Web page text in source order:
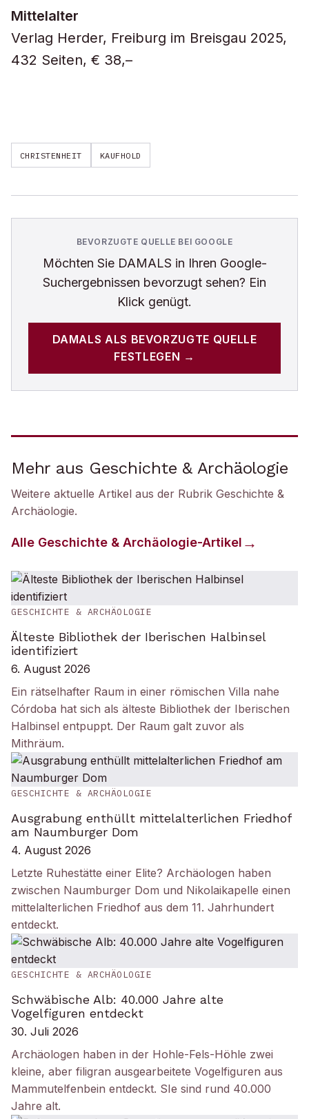
Mittelalter
Verlag Herder, Freiburg im Breisgau 2025,
432 Seiten, € 38,–
CHRISTENHEIT KAUFHOLD
BEVORZUGTE QUELLE BEI GOOGLE
Möchten Sie DAMALS in Ihren Google-
Suchergebnissen bevorzugt sehen? Ein
Klick genügt.
DAMALS ALS BEVORZUGTE QUELLE
FESTLEGEN →
Mehr aus Geschichte & Archäologie
Weitere aktuelle Artikel aus der Rubrik Geschichte &
Archäologie.
Alle Geschichte & Archäologie-Artikel
GESCHICHTE & ARCHÄOLOGIE
Älteste Bibliothek der Iberischen Halbinsel
identifiziert
6. August 2026
Ein rätselhafter Raum in einer römischen Villa nahe
Córdoba hat sich als älteste Bibliothek der Iberischen
Halbinsel entpuppt. Der Raum galt zuvor als
Mithräum.
GESCHICHTE & ARCHÄOLOGIE
Ausgrabung enthüllt mittelalterlichen Friedhof
am Naumburger Dom
4. August 2026
Letzte Ruhestätte einer Elite? Archäologen haben
zwischen Naumburger Dom und Nikolaikapelle einen
mittelalterlichen Friedhof aus dem 11. Jahrhundert
entdeckt.
GESCHICHTE & ARCHÄOLOGIE
Schwäbische Alb: 40.000 Jahre alte
Vogelfiguren entdeckt
30. Juli 2026
Archäologen haben in der Hohle-Fels-Höhle zwei
kleine, aber filigran ausgearbeitete Vogelfiguren aus
Mammutelfenbein entdeckt. SIe sind rund 40.000
Jahre alt.